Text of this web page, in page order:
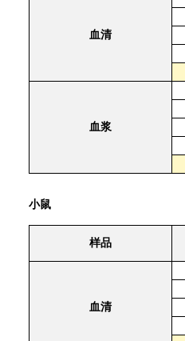
血清
血浆
小鼠
样品
血清